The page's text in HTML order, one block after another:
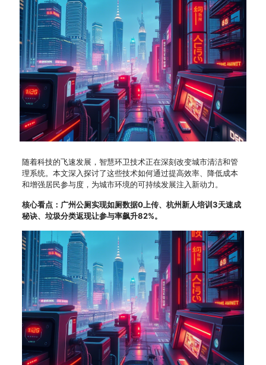
随着科技的飞速发展，智慧环卫技术正在深刻改变城市清洁和管
理系统。本文深入探讨了这些技术如何通过提高效率、降低成本
和增强居民参与度，为城市环境的可持续发展注入新动力。
核心看点： 广州公厕实现如厕数据0上传、杭州新人培训3天速成
秘诀、垃圾分类返现让参与率飙升82%。